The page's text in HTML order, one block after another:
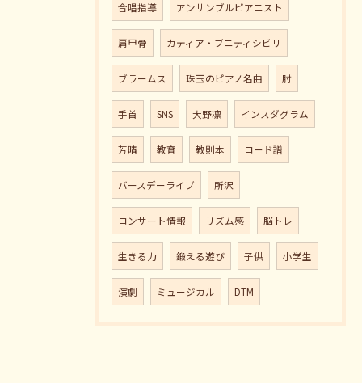
合唱指導 アンサンブルピアニスト
肩甲骨 カティア・ブニティシビリ
ブラームス 珠玉のピアノ名曲 肘
手首 SNS 大野凛 インスダグラム
芳晴 教育 教則本 コード譜
バースデーライブ 所沢
コンサート情報 リズム感 脳トレ
生きる力 鍛える遊び 子供 小学生
演劇 ミュージカル DTM